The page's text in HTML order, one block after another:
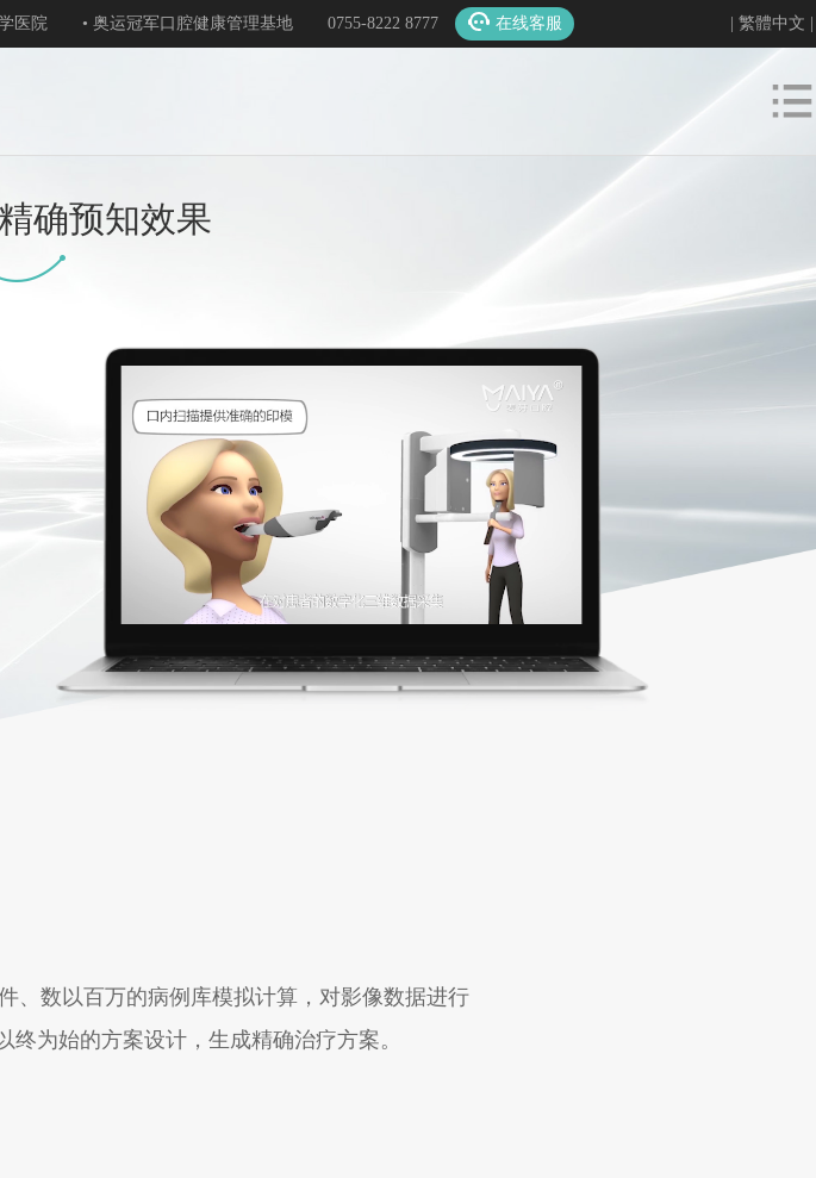
医院 • 奥运冠军口腔健康管理基地 0755-8222 8777 在线客服 繁體中文
确预知效果
、数以百万的病例库模拟计算，对影像数据进行
为始的方案设计，生成精确治疗方案。